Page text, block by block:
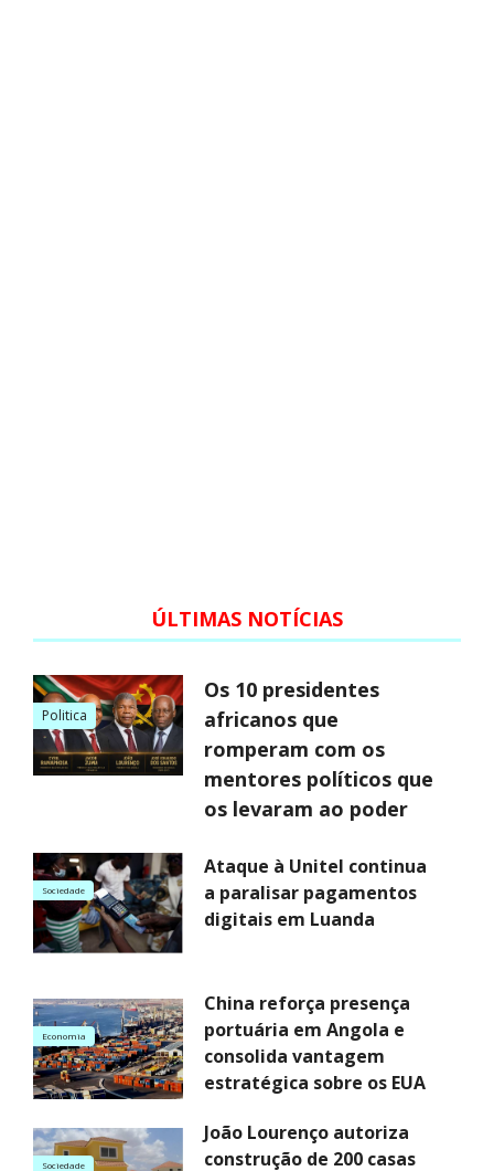
ÚLTIMAS NOTÍCIAS
Politica
Os 10 presidentes
africanos que
romperam com os
mentores políticos que
os levaram ao poder
Sociedade
Ataque à Unitel continua
a paralisar pagamentos
digitais em Luanda
Economia
China reforça presença
portuária em Angola e
consolida vantagem
estratégica sobre os EUA
Sociedade
João Lourenço autoriza
construção de 200 casas